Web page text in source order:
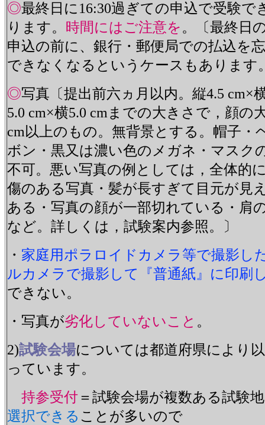
◎最終日に16:30過ぎての申込で受験で
ります。 時間にはご注意を。〔最終日
申込の前に、銀行・郵便局での払込を
できなくなるというケースもあります
◎写真〔提出前六ヵ月以内。縦4.5 cm×
5.0 cm×横5.0 cmまでの大きさで，顔の
cm以上のもの。無背景とする。帽子・
ボン・黒又は濃い色のメガネ・マスク
不可。悪い写真の例としては，全体的
傷のある写真・髪が長すぎて目元が見
ある・写真の顔が一部切れている・肩
など。詳しくは，試験案内参照。〕
・ 家庭用ポラロイドカメラ等で撮影し
ルカメラで撮影して『普通紙』に印刷
できない。
・写真が劣化していないこと 。
2)試験会場については都道府県により
っています。
持参受付＝試験会場が複数ある試験
選択できる ことが多いので